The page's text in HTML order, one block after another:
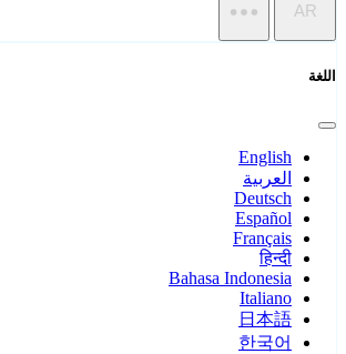
AR
اللغة
English
العربية
Deutsch
Español
Français
हिन्दी
Bahasa Indonesia
Italiano
日本語
한국어